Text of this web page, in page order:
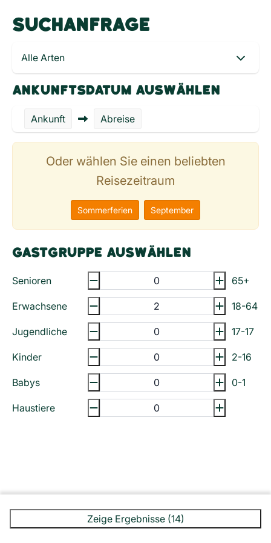
SUCHANFRAGE
ANKUNFTSDATUM AUSWÄHLEN
Ankunft Abreise
Oder wählen Sie einen beliebten
Reisezeitraum
Sommerferien September
GASTGRUPPE AUSWÄHLEN
Senioren 65+
Erwachsene 18-64
Jugendliche 17-17
Kinder 2-16
Babys 0-1
Haustiere
Zeige Ergebnisse (14)